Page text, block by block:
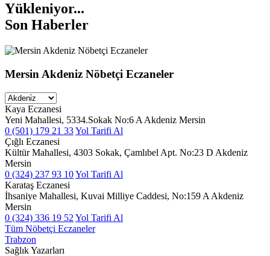
Yükleniyor...
Son Haberler
Mersin Akdeniz Nöbetçi Eczaneler
Kaya Eczanesi
Yeni Mahallesi, 5334.Sokak No:6 A Akdeniz Mersin
0 (501) 179 21 33Yol Tarifi Al
Çığlı Eczanesi
Kültür Mahallesi, 4303 Sokak, Çamlıbel Apt. No:23 D Akdeniz
Mersin
0 (324) 237 93 10Yol Tarifi Al
Karataş Eczanesi
İhsaniye Mahallesi, Kuvai Milliye Caddesi, No:159 A Akdeniz
Mersin
0 (324) 336 19 52 Yol Tarifi Al
Tüm Nöbetçi Eczaneler
Trabzon
Sağlık Yazarları